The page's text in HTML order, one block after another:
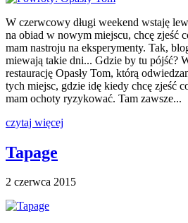
W czerwcowy długi weekend wstaję
na obiad w nowym miejscu, chcę zjeść
mam nastroju na eksperymenty. Tak,
miewają takie dni... Gdzie by tu pójść?
restaurację Opasły Tom, którą
tych miejsc, gdzie idę kiedy chcę zjeść
mam ochoty ryzykować. Tam zawsze...
czytaj więcej
Tapage
2 czerwca 2015